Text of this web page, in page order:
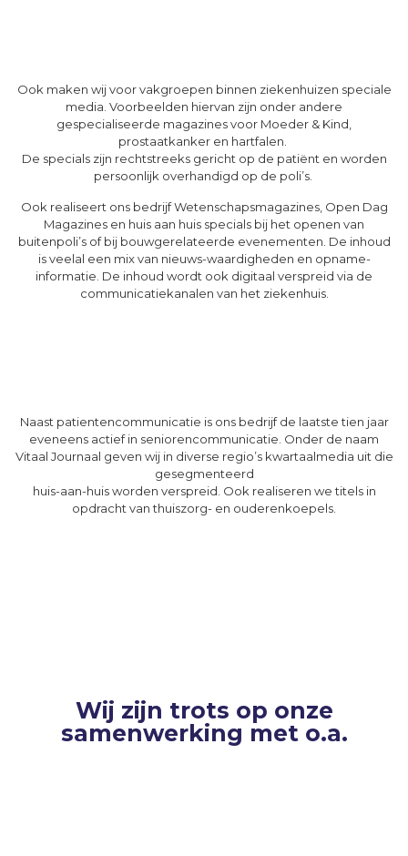
Ook maken wij voor vakgroepen binnen ziekenhuizen speciale
media. Voorbeelden hiervan zijn onder andere
gespecialiseerde magazines voor Moeder & Kind,
prostaatkanker en hartfalen.
De specials zijn rechtstreeks gericht op de patiënt en worden
persoonlijk overhandigd op de poli’s.
Ook realiseert ons bedrijf Wetenschapsmagazines, Open Dag
Magazines en huis aan huis specials bij het openen van
buitenpoli’s of bij bouwgerelateerde evenementen. De inhoud
is veelal een mix van nieuws-waardigheden en opname-
informatie. De inhoud wordt ook digitaal verspreid via de
communicatiekanalen van het ziekenhuis.
Naast patientencommunicatie is ons bedrijf de laatste tien jaar
eveneens actief in seniorencommunicatie. Onder de naam
Vitaal Journaal geven wij in diverse regio’s kwartaalmedia uit die
gesegmenteerd
huis-aan-huis worden verspreid. Ook realiseren we titels in
opdracht van thuiszorg- en ouderenkoepels.
Wij zijn trots op onze
samenwerking met o.a.